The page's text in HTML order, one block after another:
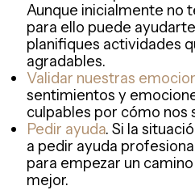
Aunque inicialmente no
para ello puede
planifiques actividades
agradables.
Validar nuestras
sentimientos y
culpables por cómo nos
Pedir ayuda. Si la
a pedir ayuda
para empezar un
mejor.